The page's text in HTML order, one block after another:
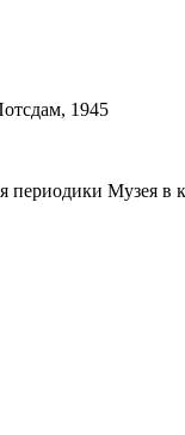
1945
Музея в